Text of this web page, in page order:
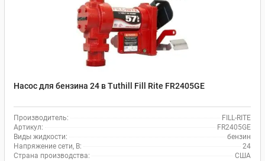
Насос для бензина 24 в Tuthill Fill Rite FR2405GE
Производитель:
FILL-RITE
Артикул:
FR2405GE
Виды жидкости:
бензин
Напряжение сети, В:
24
Страна производства:
США